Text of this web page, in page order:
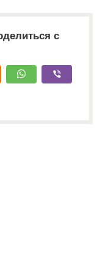
с